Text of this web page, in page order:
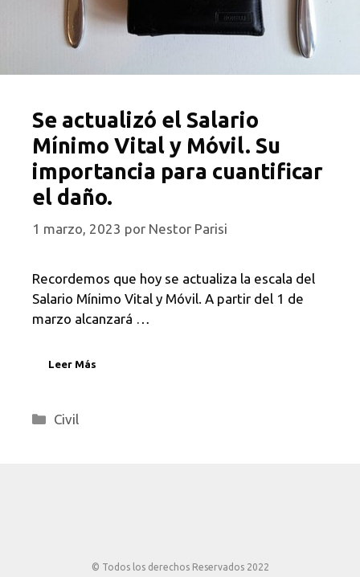
Se actualizó el Salario
Mínimo Vital y Móvil. Su
importancia para cuantificar
el daño.
1 marzo, 2023 por Nestor Parisi
Recordemos que hoy se actualiza la escala del
Salario Mínimo Vital y Móvil. A partir del 1 de
marzo alcanzará …
Leer Más
Categorías
Civil
© Todos los derechos Reservados 2022